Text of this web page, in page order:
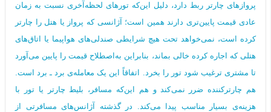
پروازهای چارتر ربط دارد، دلیل این‌که تورهای لحظه‌آخری نسبت به زمان
عادی قیمت پایین‌تری دارند همین است؛ آژانسی که پرواز یا هتل را چارتر
کرده است، نمی‌خواهد تحت هیچ شرایطی صندلی‌های هواپیما یا اتاق‌های
هتلی که اجاره کرده خالی بماند، بنابراین به‌اصطلاح قیمت را پایین می‌آورد
تا مشتری ترغیب شود تور را بخرد. اتفاقاً این یک معامله‌ی برد ـ برد است.
هم چارترکننده ضرر نمی‌کند و هم این‌که مسافر، بلیط چارتر یا تور با
هزینه‌ی بسیار مناسب پیدا می‌کند. در گذشته آژانس‌های مسافرتی از